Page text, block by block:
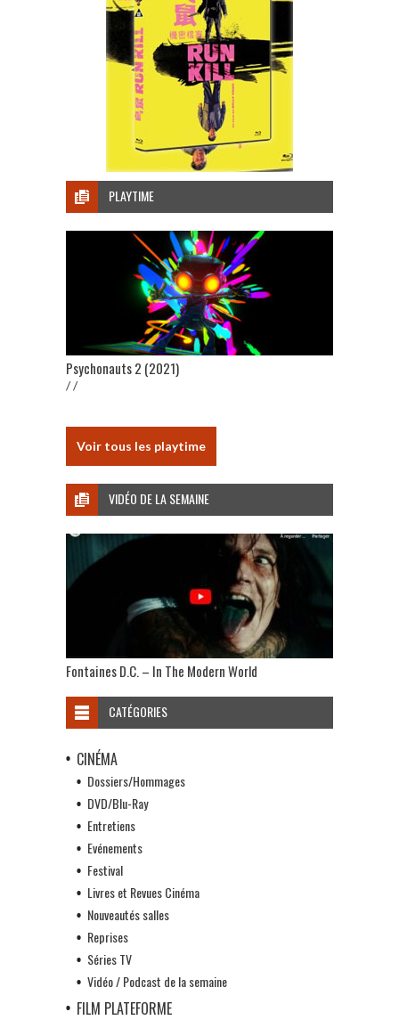
PLAYTIME
Psychonauts 2 (2021)
/ /
Voir tous les playtime
VIDÉO DE LA SEMAINE
Fontaines D.C. – In The Modern World
CATÉGORIES
CINÉMA
Dossiers/Hommages
DVD/Blu-Ray
Entretiens
Evénements
Festival
Livres et Revues Cinéma
Nouveautés salles
Reprises
Séries TV
Vidéo / Podcast de la semaine
FILM PLATEFORME